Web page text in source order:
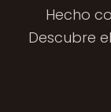
Hecho
Descubre